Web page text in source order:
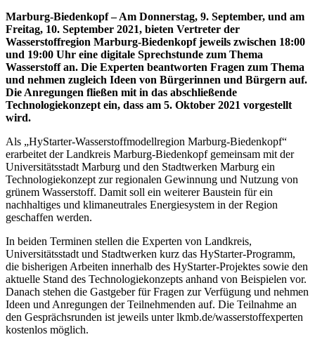
Marburg-Biedenkopf – Am Donnerstag, 9. September, und am
Freitag, 10. September 2021, bieten Vertreter der
Wasserstoffregion Marburg-Biedenkopf jeweils zwischen 18:00
und 19:00 Uhr eine digitale Sprechstunde zum Thema
Wasserstoff an. Die Experten beantworten Fragen zum Thema
und nehmen zugleich Ideen von Bürgerinnen und Bürgern auf.
Die Anregungen fließen mit in das abschließende
Technologiekonzept ein, dass am 5. Oktober 2021 vorgestellt
wird.
Als „HyStarter-Wasserstoffmodellregion Marburg-Biedenkopf“
erarbeitet der Landkreis Marburg-Biedenkopf gemeinsam mit der
Universitätsstadt Marburg und den Stadtwerken Marburg ein
Technologiekonzept zur regionalen Gewinnung und Nutzung von
grünem Wasserstoff. Damit soll ein weiterer Baustein für ein
nachhaltiges und klimaneutrales Energiesystem in der Region
geschaffen werden.
In beiden Terminen stellen die Experten von Landkreis,
Universitätsstadt und Stadtwerken kurz das HyStarter-Programm,
die bisherigen Arbeiten innerhalb des HyStarter-Projektes sowie den
aktuelle Stand des Technologiekonzepts anhand von Beispielen vor.
Danach stehen die Gastgeber für Fragen zur Verfügung und nehmen
Ideen und Anregungen der Teilnehmenden auf. Die Teilnahme an
den Gesprächsrunden ist jeweils unter lkmb.de/wasserstoffexperten
kostenlos möglich.